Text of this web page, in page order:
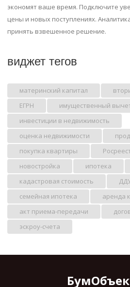
экономят ваше время. Подключите
цены и новых поступлениях.
принять взвешенное решение.
виджет тегов
материнский капитал
ЕГРН
имущественный
инвестиции в недвижимость
оценка недвижимости
покупка квартиры
новостройка
ипотека
кадастровая стоимость
семейная ипотека
аренда
акт приема-передачи
эскроу-счета